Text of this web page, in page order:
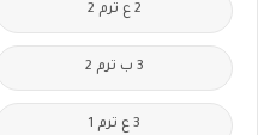
2 ع ترم 2
3 ب ترم 2
3 ع ترم 1